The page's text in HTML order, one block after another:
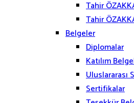
Tahir
Tahir
Belgeler
Diplomalar
Katılım
Uluslararası
Sertifikalar